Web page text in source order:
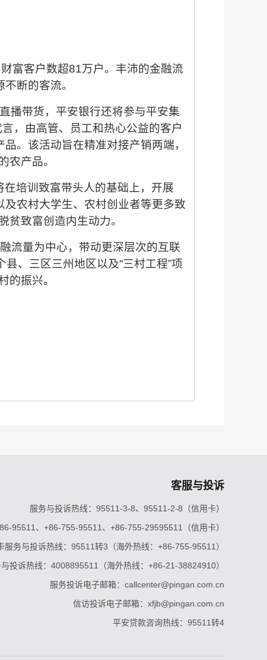
富客户数超81万户。丰沛的金融流
断的客流。
播带货，平安银行还将参与平安集
，由高管、员工和热心公益的客户
。该活动旨在精准对接产销两端，
农产品。
在培训致富带头人的基础上，开展
及农村大学生、农村创业者等更多致
贫致富创造内生动力。
流量为中心，带动更深层次的互联
、三区三州地区以及“三村工程”项
的振兴。
客服与投诉
服务与投诉热线：95511-3-8、95511-2-8（信用卡）
95511、+86-755-95511、+86-755-29595511（信用卡）
服务与投诉热线：95511转3（海外热线：+86-755-95511）
投诉热线：4008895511（海外热线：+86-21-38824910）
服务投诉电子邮箱：callcenter@pingan.com.cn
信访投诉电子邮箱：xfjb@pingan.com.cn
平安贷款咨询热线：95511转4